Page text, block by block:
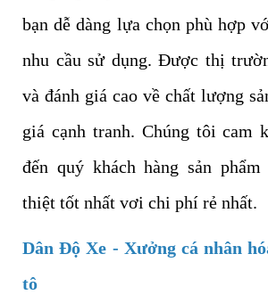
bạn dễ dàng lựa chọn phù hợp
nhu cầu sử dụng. Được thị
và đánh giá cao về chất lượng
giá cạnh tranh. Chúng tôi cam
đến quý khách hàng sản
thiệt tốt nhất vơi chi phí rẻ nhất.
Dân Độ Xe - Xưởng cá nhân
tô